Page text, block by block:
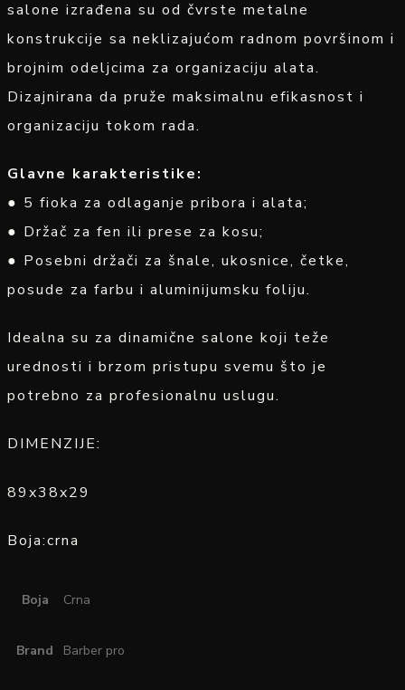
salone izrađena su od čvrste metalne
konstrukcije sa neklizajućom radnom površinom i
brojnim odeljcima za organizaciju alata.
Dizajnirana da pruže maksimalnu efikasnost i
organizaciju tokom rada.
Glavne karakteristike:
● 5 fioka za odlaganje pribora i alata;
● Držač za fen ili prese za kosu;
● Posebni držači za šnale, ukosnice, četke,
posude za farbu i aluminijumsku foliju.
Idealna su za dinamične salone koji teže
urednosti i brzom pristupu svemu što je
potrebno za profesionalnu uslugu.
DIMENZIJE:
89x38x29
Boja:crna
Boja Crna
Brand Barber pro